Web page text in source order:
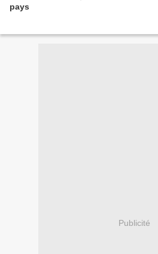
pays
Publicité